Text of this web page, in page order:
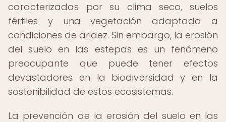
caracterizadas por su clima seco, suelos
fértiles y una vegetación adaptada a
condiciones de aridez. Sin embargo, la erosión
del suelo en las estepas es un fenómeno
preocupante que puede tener efectos
devastadores en la biodiversidad y en la
sostenibilidad de estos ecosistemas.
La prevención de la erosión del suelo en las